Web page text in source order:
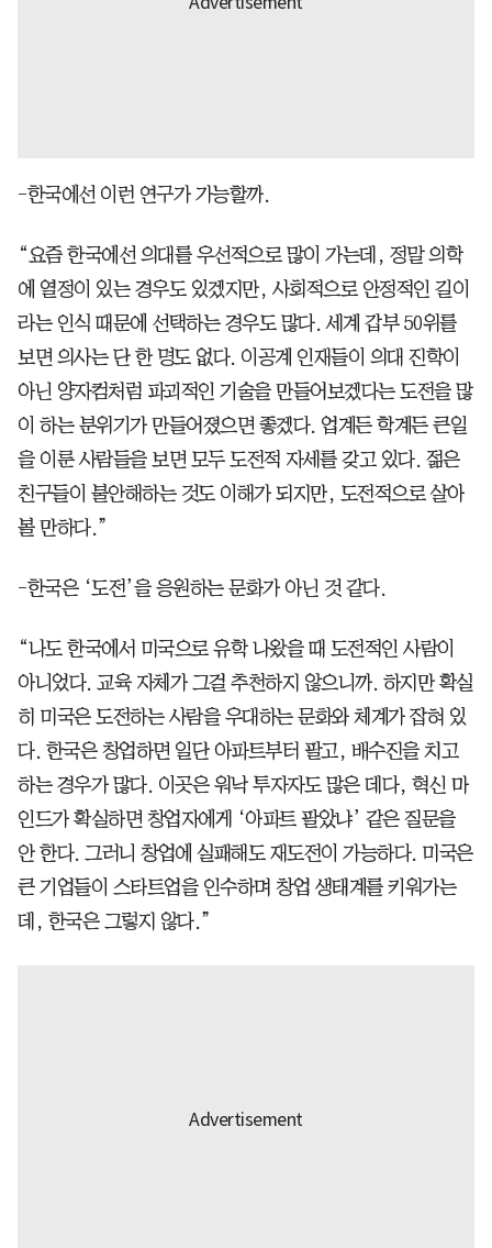
-한국에선 이런 연구가 가능할까.
“요즘 한국에선 의대를 우선적으로 많이 가는데, 정말 의학
에 열정이 있는 경우도 있겠지만, 사회적으로 안정적인 길이
라는 인식 때문에 선택하는 경우도 많다. 세계 갑부 50위를
보면 의사는 단 한 명도 없다. 이공계 인재들이 의대 진학이
아닌 양자컴처럼 파괴적인 기술을 만들어보겠다는 도전을 많
이 하는 분위기가 만들어졌으면 좋겠다. 업계든 학계든 큰일
을 이룬 사람들을 보면 모두 도전적 자세를 갖고 있다. 젊은
친구들이 불안해하는 것도 이해가 되지만, 도전적으로 살아
볼 만하다.”
-한국은 ‘도전’을 응원하는 문화가 아닌 것 같다.
“나도 한국에서 미국으로 유학 나왔을 때 도전적인 사람이
아니었다. 교육 자체가 그걸 추천하지 않으니까. 하지만 확실
히 미국은 도전하는 사람을 우대하는 문화와 체계가 잡혀 있
다. 한국은 창업하면 일단 아파트부터 팔고, 배수진을 치고
하는 경우가 많다. 이곳은 워낙 투자자도 많은 데다, 혁신 마
인드가 확실하면 창업자에게 ‘아파트 팔았냐’ 같은 질문을
안 한다. 그러니 창업에 실패해도 재도전이 가능하다. 미국은
큰 기업들이 스타트업을 인수하며 창업 생태계를 키워가는
데, 한국은 그렇지 않다.”